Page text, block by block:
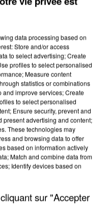
LANCE UN ÉLAN
data processing based on
Store and/or access
to select advertising; Create
profiles to select personalised
Measure content
statistics or combinations
improve services; Create
to select personalised
Ensure security, prevent and
present advertising and content;
These technologies may
and browsing data to offer
based on information actively
Match and combine data from
Identify devices based on
sur "Accepter